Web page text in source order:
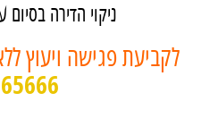
ניקוי הדירה
לקביעת פגישה ויעוץ